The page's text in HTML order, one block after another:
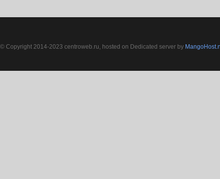
© Copyright 2014-2023 centroweb.ru, hosted on Dedicated server by